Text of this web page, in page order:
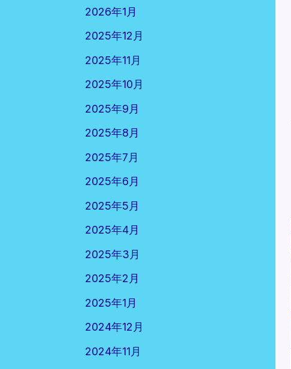
2026年1月
2025年12月
2025年11月
2025年10月
2025年9月
2025年8月
2025年7月
2025年6月
2025年5月
2025年4月
2025年3月
2025年2月
2025年1月
2024年12月
2024年11月